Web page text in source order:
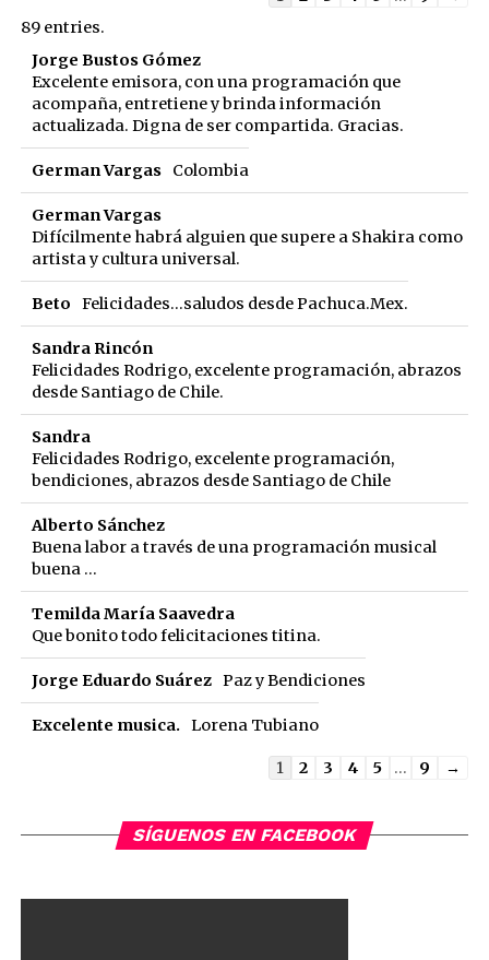
89 entries.
Jorge Bustos Gómez
Excelente emisora, con una programación que
acompaña, entretiene y brinda información
actualizada. Digna de ser compartida. Gracias.
German Vargas Colombia
German Vargas
Difícilmente habrá alguien que supere a Shakira como
artista y cultura universal.
Beto Felicidades...saludos desde Pachuca.Mex.
Sandra Rincón
Felicidades Rodrigo, excelente programación, abrazos
desde Santiago de Chile.
Sandra
Felicidades Rodrigo, excelente programación,
bendiciones, abrazos desde Santiago de Chile
Alberto Sánchez
Buena labor a través de una programación musical
buena ...
Temilda María Saavedra
Que bonito todo felicitaciones titina.
Jorge Eduardo Suárez Paz y Bendiciones
Excelente musica. Lorena Tubiano
Guestbook
1 2 3 4 5 ... 9 →
SÍGUENOS EN FACEBOOK